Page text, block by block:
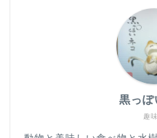
趣
黒っぽ